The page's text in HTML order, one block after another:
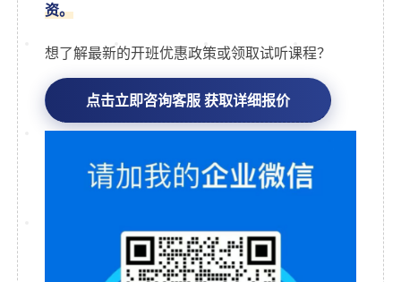
资。
想了解最新的开班优惠政策或领取试听课程？
点击立即咨询客服 获取详细报价